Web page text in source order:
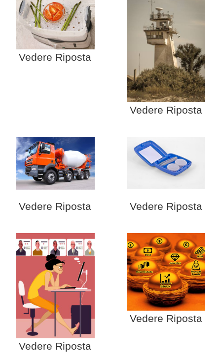
Vedere Riposta
Vedere Riposta
Vedere Riposta Vedere Riposta
Vedere Riposta
Vedere Riposta